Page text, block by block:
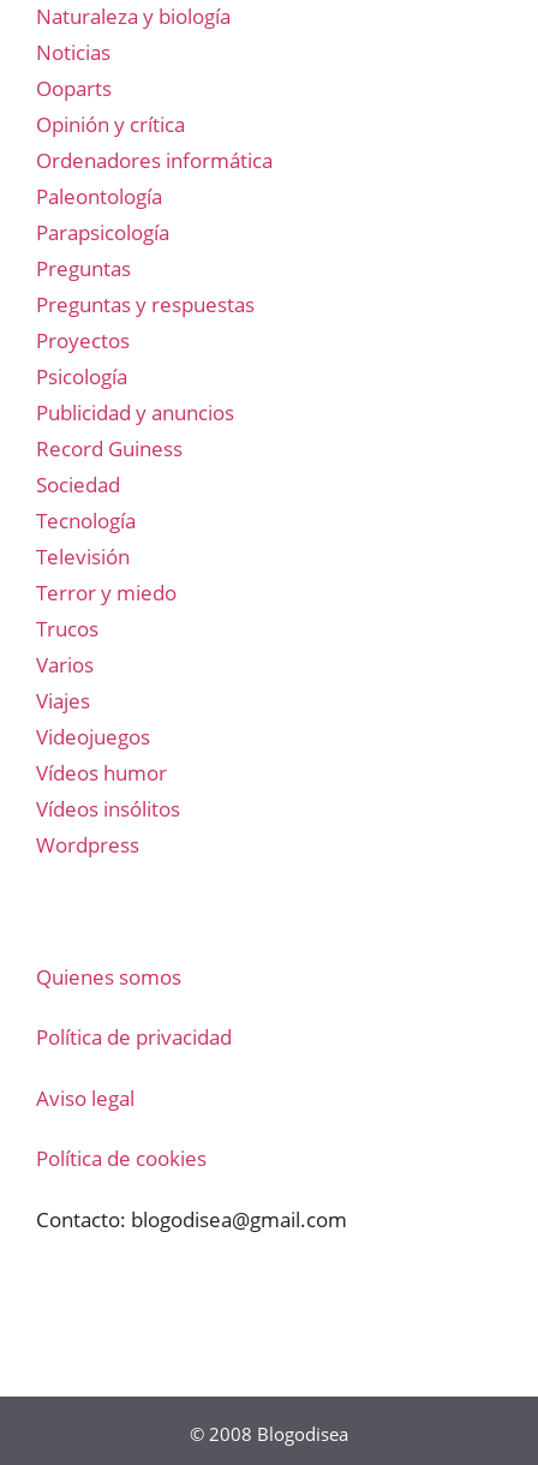
Naturaleza y biología
Noticias
Ooparts
Opinión y crítica
Ordenadores informática
Paleontología
Parapsicología
Preguntas
Preguntas y respuestas
Proyectos
Psicología
Publicidad y anuncios
Record Guiness
Sociedad
Tecnología
Televisión
Terror y miedo
Trucos
Varios
Viajes
Videojuegos
Vídeos humor
Vídeos insólitos
Wordpress
Quienes somos
Política de privacidad
Aviso legal
Política de cookies
Contacto: blogodisea@gmail.com
© 2008 Blogodisea